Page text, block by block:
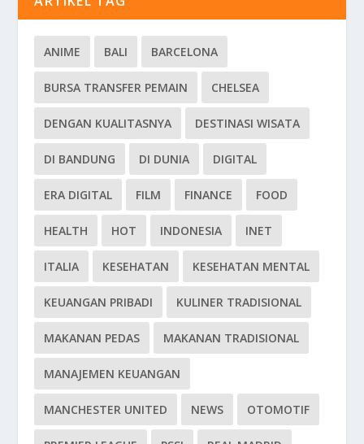
ANIME BALI BARCELONA
BURSA TRANSFER PEMAIN CHELSEA
DENGAN KUALITASNYA DESTINASI WISATA
DI BANDUNG DI DUNIA DIGITAL
ERA DIGITAL FILM FINANCE FOOD
HEALTH HOT INDONESIA INET
ITALIA KESEHATAN KESEHATAN MENTAL
KEUANGAN PRIBADI KULINER TRADISIONAL
MAKANAN PEDAS MAKANAN TRADISIONAL
MANAJEMEN KEUANGAN
MANCHESTER UNITED NEWS OTOMOTIF